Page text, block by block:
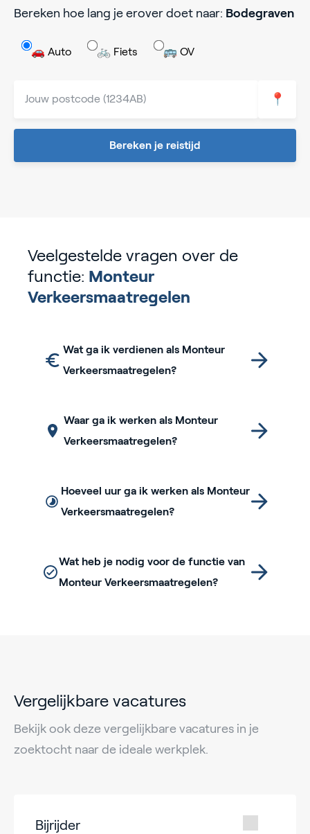
Bereken hoe lang je erover doet naar: Bodegraven
🚗 Auto 🚲 Fiets 🚌 OV
📍
Bereken je reistijd
Veelgestelde vragen over de
functie: Monteur
Verkeersmaatregelen
Wat ga ik verdienen als Monteur
Verkeersmaatregelen?
Waar ga ik werken als Monteur
Verkeersmaatregelen?
Hoeveel uur ga ik werken als Monteur
Verkeersmaatregelen?
Wat heb je nodig voor de functie van
Monteur Verkeersmaatregelen?
Vergelijkbare vacatures
Bekijk ook deze vergelijkbare vacatures in je
zoektocht naar de ideale werkplek.
Bijrijder